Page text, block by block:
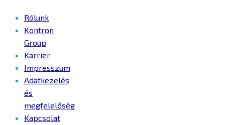
Rólunk
Kontron
Group
Karrier
Impresszum
Adatkezelés
és
megfelelőség
Kapcsolat